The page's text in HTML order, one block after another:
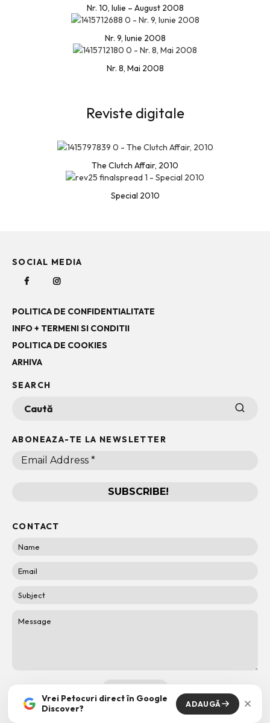
Nr. 10, Iulie – August 2008
Nr. 9, Iunie 2008
Nr. 8, Mai 2008
Reviste digitale
The Clutch Affair, 2010
Special 2010
SOCIAL MEDIA
POLITICA DE CONFIDENTIALITATE
INFO + TERMENI SI CONDITII
POLITICA DE COOKIES
ARHIVA
SEARCH
ABONEAZA-TE LA NEWSLETTER
CONTACT
Vrei Petocuri direct în Google
Discover?
ADAUGĂ